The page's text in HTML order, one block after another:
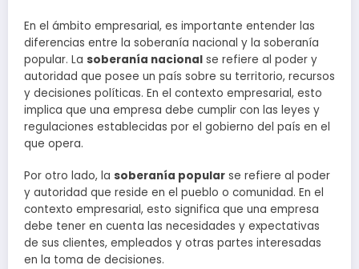
En el ámbito empresarial, es importante entender las
diferencias entre la soberanía nacional y la soberanía
popular. La soberanía nacional se refiere al poder y
autoridad que posee un país sobre su territorio, recursos
y decisiones políticas. En el contexto empresarial, esto
implica que una empresa debe cumplir con las leyes y
regulaciones establecidas por el gobierno del país en el
que opera.
Por otro lado, la soberanía popular se refiere al poder
y autoridad que reside en el pueblo o comunidad. En el
contexto empresarial, esto significa que una empresa
debe tener en cuenta las necesidades y expectativas
de sus clientes, empleados y otras partes interesadas
en la toma de decisiones.